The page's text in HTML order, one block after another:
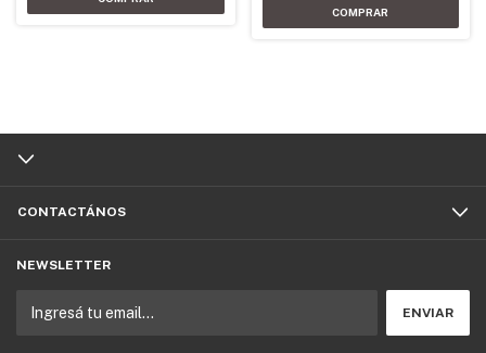
CONTACTÁNOS
NEWSLETTER